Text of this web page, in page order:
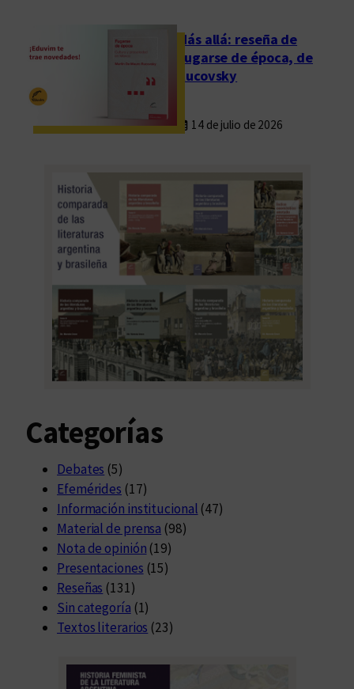
i
o
Más allá: reseña de
Fugarse de época, de
Rucovsky
14 de julio de 2026
Categorías
Debates (5)
Efemérides (17)
Información institucional (47)
Material de prensa (98)
Nota de opinión (19)
Presentaciones (15)
Reseñas (131)
Sin categoría (1)
Textos literarios (23)